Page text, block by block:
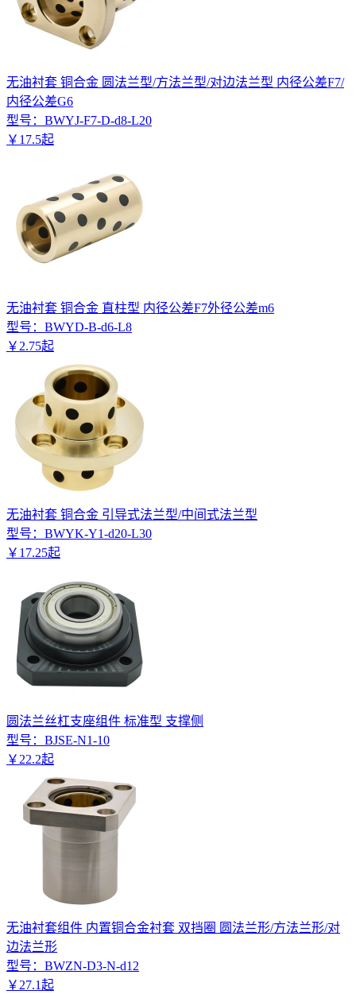
无油衬套 铜合金 圆法兰型/方法兰型/对边法兰型 内径公差F7/
内径公差G6
型号： BWYJ-F7-D-d8-L20
￥ 17.5起
无油衬套 铜合金 直柱型 内径公差F7外径公差m6
型号： BWYD-B-d6-L8
￥ 2.75起
无油衬套 铜合金 引导式法兰型/中间式法兰型
型号： BWYK-Y1-d20-L30
￥ 17.25起
圆法兰丝杠支座组件 标准型 支撑侧
型号： BJSE-N1-10
￥ 22.2起
无油衬套组件 内置铜合金衬套 双挡圈 圆法兰形/方法兰形/对
边法兰形
型号： BWZN-D3-N-d12
￥ 27.1起